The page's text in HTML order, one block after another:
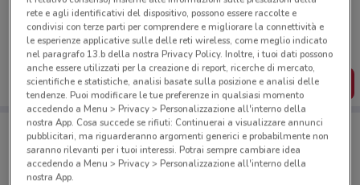
Porta DoveConviene sempre con te!
Puoi trovare le migliori offerte dei negozi vicino a te,
salvarle e creare la tua lista del risparmio, comodamente
dal tuo cellulare.
SCARICA L’APP
Negozi Todis a Roma
rete e agli identificativi del dispositivo, possono essere raccolte e
condivisi con terze parti per comprendere e migliorare la connettività e
le esperienze applicative sulle delle reti wireless, come meglio indicato
nel paragrafo 13.b della nostra Privacy Policy. Inoltre, i tuoi dati possono
anche essere utilizzati per la creazione di report, ricerche di mercato,
scientifiche e statistiche, analisi basate sulla posizione e analisi delle
tendenze. Puoi modificare le tue preferenze in qualsiasi momento
accedendo a Menu > Privacy > Personalizzazione all'interno della
nostra App. Cosa succede se rifiuti: Continuerai a visualizzare annunci
pubblicitari, ma riguarderanno argomenti generici e probabilmente non
saranno rilevanti per i tuoi interessi. Potrai sempre cambiare idea
accedendo a Menu > Privacy > Personalizzazione all'interno della
nostra App.